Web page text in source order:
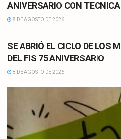
ANIVERSARIO CON TECNICA
8 DE AGOSTO DE 2026
SE ABRIÓ EL CICLO DE LOS
DEL FIS 75 ANIVERSARIO
8 DE AGOSTO DE 2026